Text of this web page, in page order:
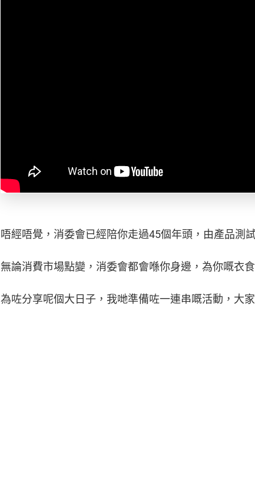
唔經唔覺，消委會已經陪你走過45個年頭，由產品測
無論消費市場點變，消委會都會喺你身邊，為你嘅衣
為咗分享呢個大日子，我哋準備咗一連串嘅活動，大